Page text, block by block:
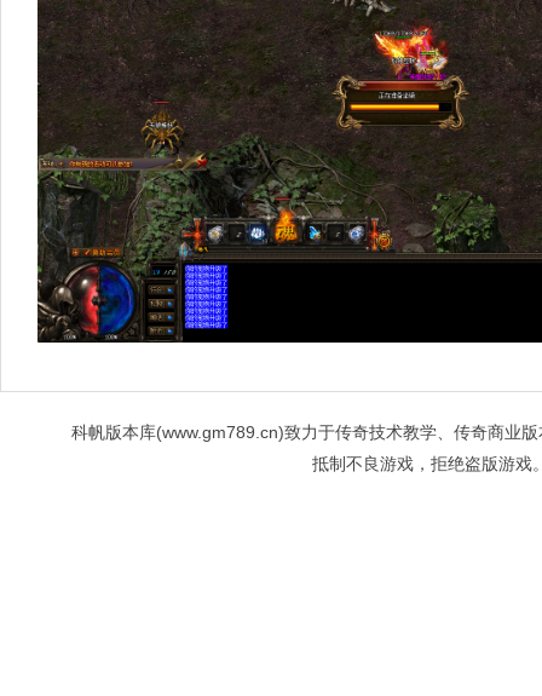
科帆版本库(www.gm789.cn)致力于传奇技术教学、传奇商业
抵制不良游戏，拒绝盗版游戏